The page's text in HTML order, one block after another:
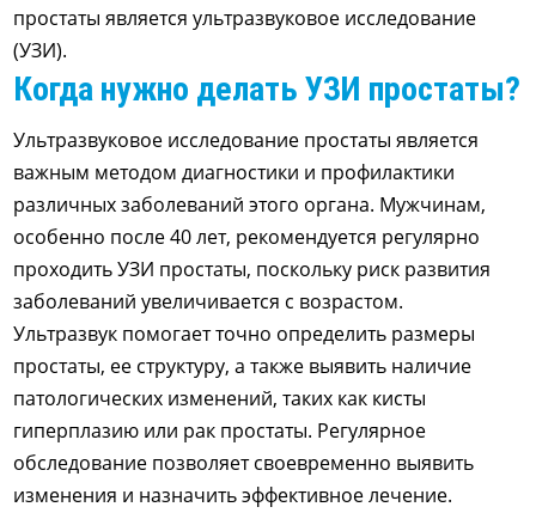
простаты является ультразвуковое исследование
(УЗИ).
Когда нужно делать УЗИ простаты?
Ультразвуковое исследование простаты является
важным методом диагностики и профилактики
различных заболеваний этого органа. Мужчинам,
особенно после 40 лет, рекомендуется регулярно
проходить УЗИ простаты, поскольку риск развития
заболеваний увеличивается с возрастом.
Ультразвук помогает точно определить размеры
простаты, ее структуру, а также выявить наличие
патологических изменений, таких как кисты
гиперплазию или рак простаты. Регулярное
обследование позволяет своевременно выявить
изменения и назначить эффективное лечение.